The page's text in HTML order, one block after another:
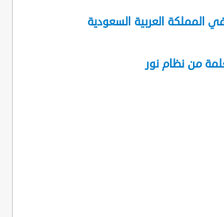
المملكة العربية السعودية
من نظام نور